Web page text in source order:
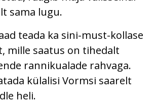
sama lugu.
teada ka sini-must-kollase
mille saatus on tihedalt
rannikualade rahvaga.
külalisi Vormsi saarelt
heli.